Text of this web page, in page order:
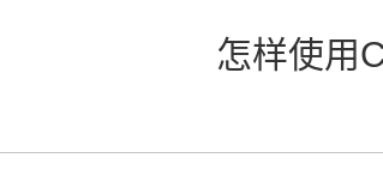
怎样使用